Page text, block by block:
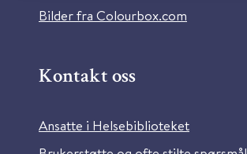
Bilder fra Colourbox.com
Kontakt oss
Ansatte i Helsebiblioteket